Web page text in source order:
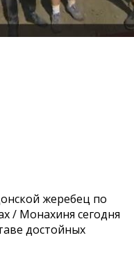
жеребец по
Moнaхиня сегодня
достойных